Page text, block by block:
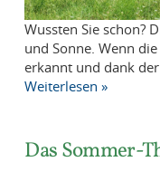
Wussten Sie schon?
und Sonne. Wenn
erkannt und dank
Weiterlesen »
Das Sommer-